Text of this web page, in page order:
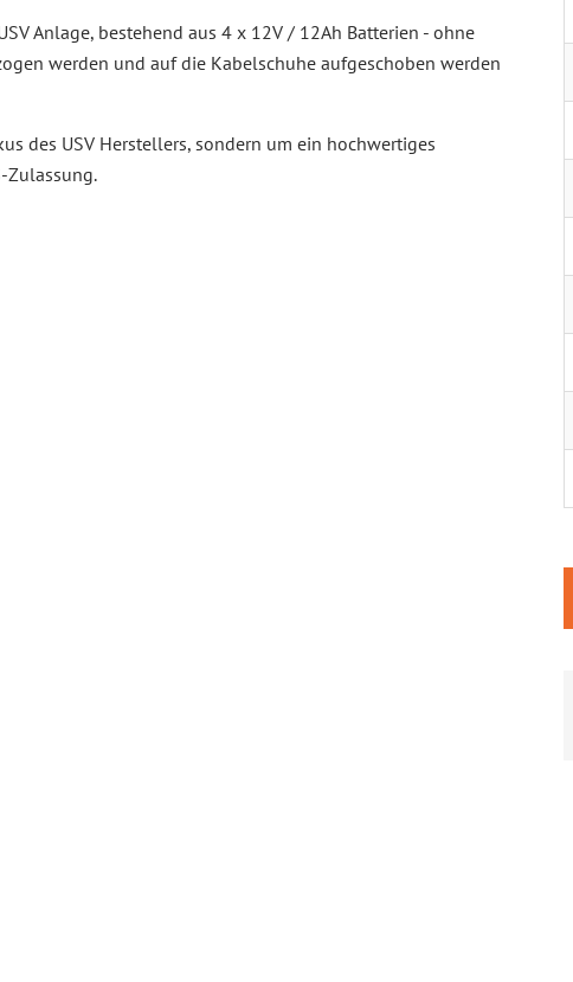
Anlage, bestehend aus 4 x 12V / 12Ah Batterien - ohne
werden und auf die Kabelschuhe aufgeschoben werden
des USV Herstellers, sondern um ein hochwertiges
Zulassung.